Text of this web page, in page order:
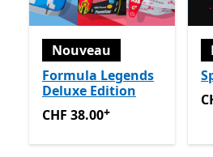
Nouveau
Formula Legends
Deluxe Edition
CHF 38.00Avec des achats
CHF 38.00+